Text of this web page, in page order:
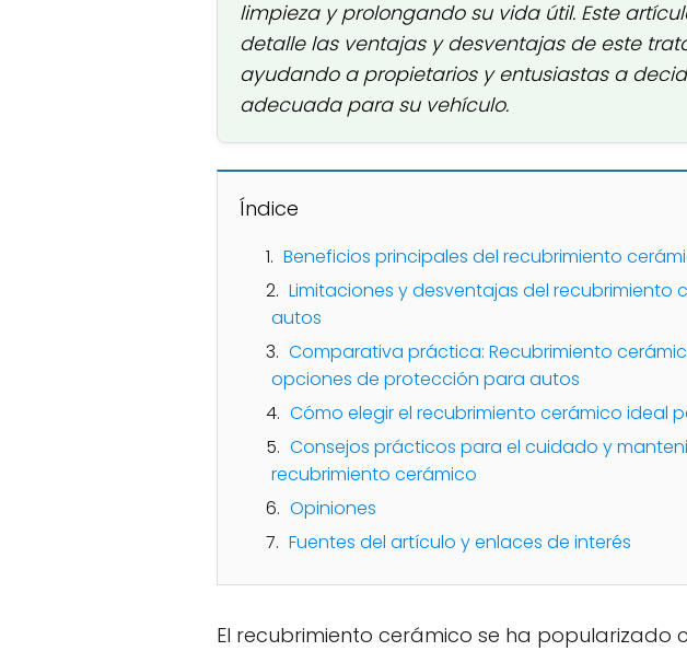
limpieza y prolongando su vida útil. Este
detalle las ventajas y desventajas de este
ayudando a propietarios y entusiastas a
adecuada para su vehículo.
Índice
Beneficios principales del recubrimiento
Limitaciones y desventajas del recubrimiento
autos
Comparativa práctica: Recubrimiento
opciones de protección para autos
Cómo elegir el recubrimiento cerámico ideal
Consejos prácticos para el cuidado y
recubrimiento cerámico
Opiniones
Fuentes del artículo y enlaces de interés
El recubrimiento cerámico se ha popularizado